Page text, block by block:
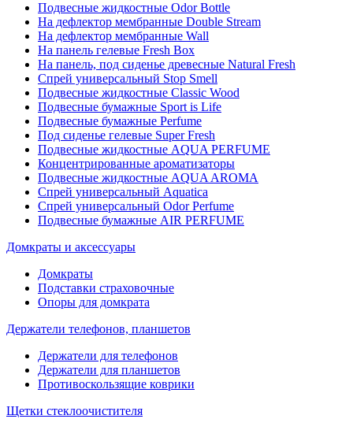
Подвесные жидкостные Odor Bottle
На дефлектор мембранные Double Stream
На дефлектор мембранные Wall
На панель гелевые Fresh Box
На панель, под сиденье древесные Natural Fresh
Спрей универсальный Stop Smell
Подвесные жидкостные Classic Wood
Подвесные бумажные Sport is Life
Подвесные бумажные Perfume
Под сиденье гелевые Super Fresh
Подвесные жидкостные AQUA PERFUME
Концентрированные ароматизаторы
Подвесные жидкостные AQUA AROMA
Спрей универсальный Aquatica
Спрей универсальный Odor Perfume
Подвесные бумажные AIR PERFUME
Домкраты и аксессуары
Домкраты
Подставки страховочные
Опоры для домкрата
Держатели телефонов, планшетов
Держатели для телефонов
Держатели для планшетов
Противоскользящие коврики
Щетки стеклоочистителя